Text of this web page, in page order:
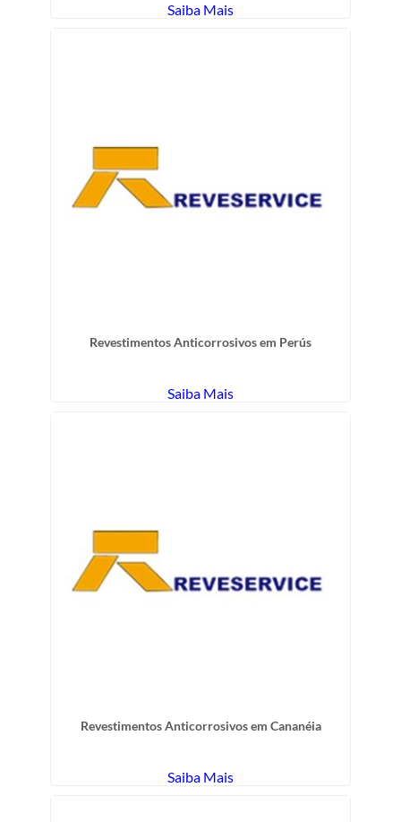
Saiba Mais
Revestimentos Anticorrosivos em Perús
Saiba Mais
Revestimentos Anticorrosivos em Cananéia
Saiba Mais